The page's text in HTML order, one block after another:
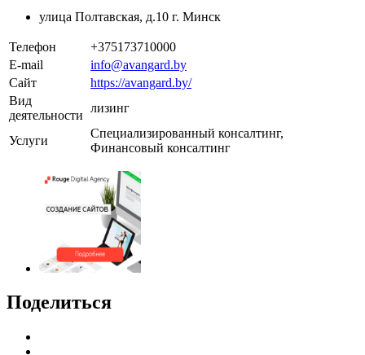
улица Полтавская, д.10 г. Минск
Телефон
+375173710000
E-mail
info@avangard.by
Сайт
https://avangard.by/
Вид
деятельности
лизинг
Услуги
Специализированный консалтинг,
Финансовый консалтинг
Поделиться